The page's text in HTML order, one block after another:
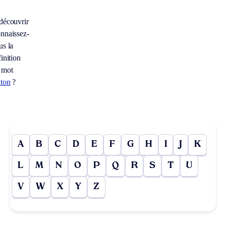
la
?
A B C D E F G H I J K
L M N O P Q R S T U
V W X Y Z